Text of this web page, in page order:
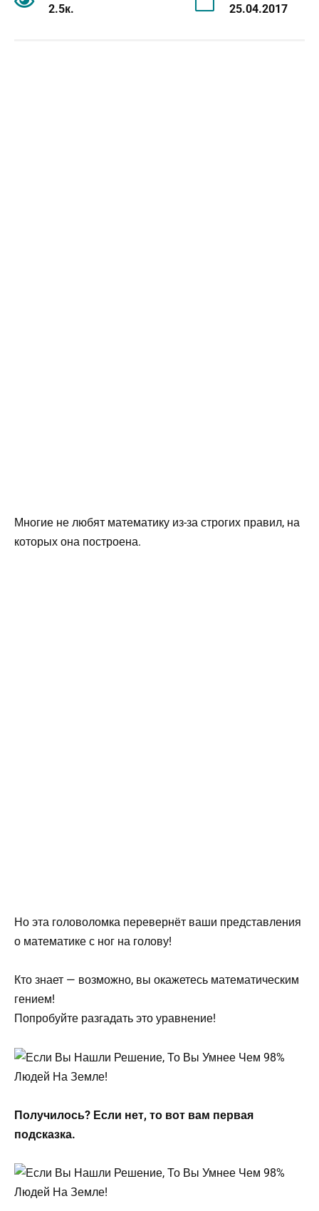
2.5к. 25.04.2017
Многие не любят математику из-за строгих правил, на
которых она построена.
Но эта головоломка перевернёт ваши представления
о математике с ног на голову!
Кто знает — возможно, вы окажетесь математическим
гением!
Попробуйте разгадать это уравнение!
Получилось? Если нет, то вот вам первая
подсказка.